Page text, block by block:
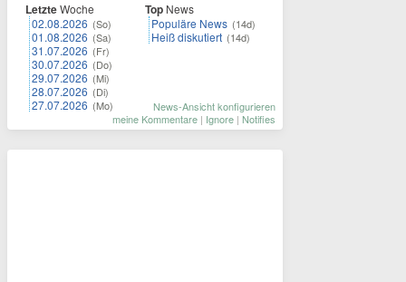
LetzteWoche
02.08.2026 (So)
01.08.2026 (Sa)
31.07.2026 (Fr)
30.07.2026 (Do)
29.07.2026 (Mi)
28.07.2026 (Di)
27.07.2026 (Mo)
Top News
Populäre News (14d)
Heiß diskutiert (14d)
News-Ansicht konfigurieren
meine Kommentare | Ignore | Notifies